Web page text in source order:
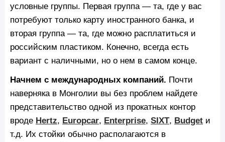
условные группы. Первая группа — та, где у вас
потребуют только карту иностранного банка, и
вторая группа — та, где можно расплатиться и
российским пластиком. Конечно, всегда есть
вариант с наличными, но о нем в самом конце.
Начнем с международных компаний. Почти
наверняка в Монголии вы без проблем найдете
представительство одной из прокатных контор
вроде Hertz, Europcar, Enterprise, SIXT, Budget и
т.д. Их стойки обычно располагаются в